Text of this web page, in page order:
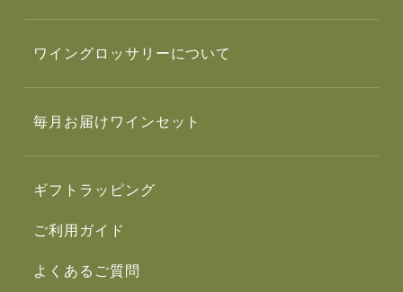
ワイングロッサリーについて
毎月お届けワインセット
ギフトラッピング
ご利用ガイド
よくあるご質問